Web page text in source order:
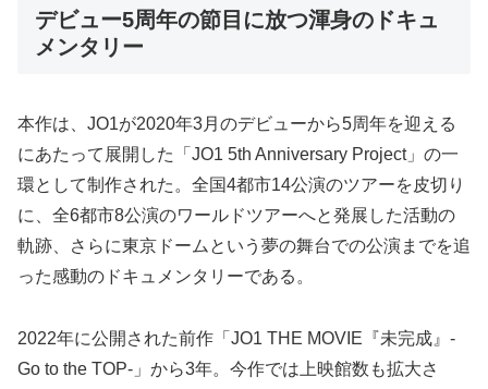
デビュー5周年の節目に放つ渾身のドキュ
メンタリー
本作は、JO1が2020年3月のデビューから5周年を迎える
にあたって展開した「JO1 5th Anniversary Project」の一
環として制作された。全国4都市14公演のツアーを皮切り
に、全6都市8公演のワールドツアーへと発展した活動の
軌跡、さらに東京ドームという夢の舞台での公演までを追
った感動のドキュメンタリーである。
2022年に公開された前作「JO1 THE MOVIE『未完成』-
Go to the TOP-」から3年。今作では上映館数も拡大さ